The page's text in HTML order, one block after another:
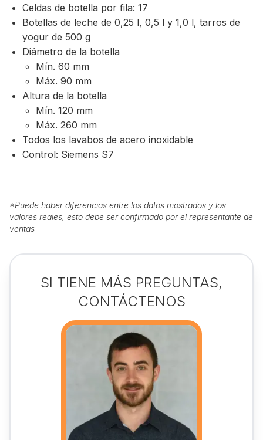
Celdas de botella por fila: 17
Botellas de leche de 0,25 l, 0,5 l y 1,0 l, tarros de
yogur de 500 g
Diámetro de la botella
Mín. 60 mm
Máx. 90 mm
Altura de la botella
Mín. 120 mm
Máx. 260 mm
Todos los lavabos de acero inoxidable
Control: Siemens S7
*Puede haber diferencias entre los datos mostrados y los
valores reales, esto debe ser confirmado por el representante de
ventas
SI TIENE MÁS PREGUNTAS,
CONTÁCTENOS